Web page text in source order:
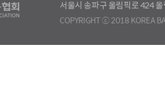
서울시 송파구 올림픽로 424
COPYRIGHT ⓒ 2018 KOREA